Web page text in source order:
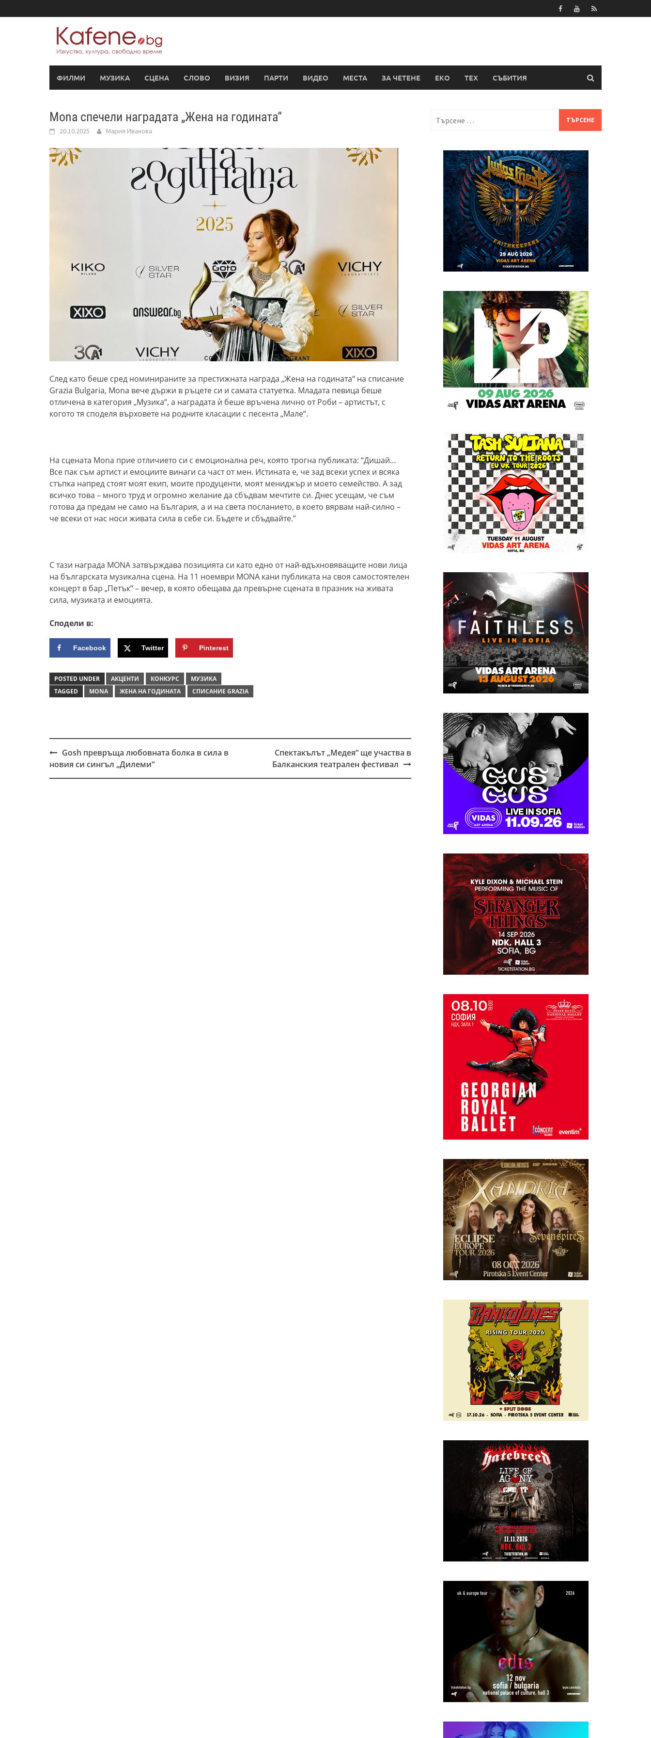
to
ФИЛМИ МУЗИКА СЦЕНА СЛОВО ВИЗИЯ ПАРТИ ВИДЕО МЕСТА ЗА ЧЕТЕНЕ ЕКО ТЕХ СЪБИТИЯ
Mona спечели наградата „Жена на годината“
20.10.2025 Мария Иванова
След като беше сред номинираните за престижната награда „Жена на годината“ на списание
Grazia Bulgaria, Mona вече държи в ръцете си и самата статуетка. Младата певица беше
отличена в категория „Музика“, а наградата ѝ беше връчена лично от Роби – артистът, с
когото тя споделя върховете на родните класации с песента „Мале“.
На сцената Mona прие отличието си с емоционална реч, която трогна публиката: “Дишай…
Все пак съм артист и емоциите винаги са част от мен. Истината е, че зад всеки успех и всяка
стъпка напред стоят моят екип, моите продуценти, моят мениджър и моето семейство. А зад
всичко това – много труд и огромно желание да сбъдвам мечтите си. Днес усещам, че съм
готова да предам не само на България, а и на света посланието, в което вярвам най-силно –
че всеки от нас носи живата сила в себе си. Бъдете и сбъдвайте.”
С тази награда MONA затвърждава позицията си като едно от най-вдъхновяващите нови лица
на българската музикална сцена. На 11 ноември MONA кани публиката на своя самостоятелен
концерт в бар „Петък“ – вечер, в която обещава да превърне сцената в празник на живата
сила, музиката и емоцията.
Сподели в:
Facebook Twitter Pinterest
POSTED UNDER АКЦЕНТИ КОНКУРС
МУЗИКА
TAGGED
MONA ЖЕНА НА ГОДИНАТА СПИСАНИЕ GRAZIA
Post
Gosh превръща любовната болка в сила в
новия си сингъл „Дилеми“
Спектакълът „Медея“ ще участва в
Балканския театрален фестивал
за: